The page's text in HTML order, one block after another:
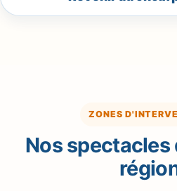
ZONES
Nos spectacles